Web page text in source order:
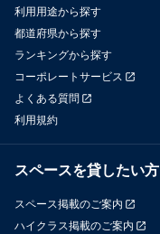
利用用途から探す
都道府県から探す
ランキングから探す
コーポレートサービス
よくある質問
利用規約
スペースを貸したい方
スペース掲載のご案内
ハイクラス掲載のご案内